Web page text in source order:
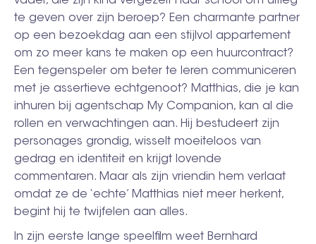
te geven over zijn beroep? Een charmante partner
op een bezoekdag aan een stijlvol appartement
om zo meer kans te maken op een huurcontract?
Een tegenspeler om beter te leren communiceren
met je assertieve echtgenoot? Matthias, die je kan
inhuren bij agentschap My Companion, kan al die
rollen en verwachtingen aan. Hij bestudeert zijn
personages grondig, wisselt moeiteloos van
gedrag en identiteit en krijgt lovende
commentaren. Maar als zijn vriendin hem verlaat
omdat ze de ‘echte’ Matthias niet meer herkent,
begint hij te twijfelen aan alles.
In zijn eerste lange speelfilm weet Bernhard